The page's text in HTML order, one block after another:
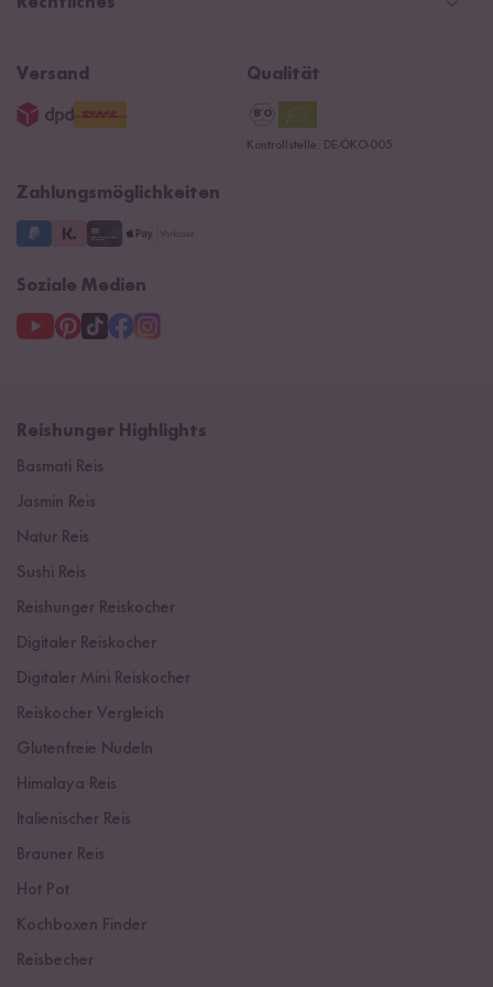
Kontaktformular
Navacopah
15 Jahre Reishunger
B2B
Jobs
Rechtliches
Datenschutzerklärung
3 Jahre Garantie
Versand Qualität
Kontrollstelle: DE-ÖKO-005
Zahlungsmöglichkeiten
Soziale Medien
Reishunger Highlights
Basmati Reis
Jasmin Reis
Natur Reis
Sushi Reis
Reishunger Reiskocher
Digitaler Reiskocher
Digitaler Mini Reiskocher
Reiskocher Vergleich
Glutenfreie Nudeln
Himalaya Reis
Italienischer Reis
Brauner Reis
Hot Pot
Kochboxen Finder
Reisbecher